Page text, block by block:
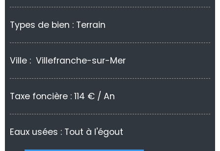
Types de bien : Terrain
Ville : Villefranche-sur-Mer
Taxe foncière : 114 € / An
Eaux usées : Tout à l'égout